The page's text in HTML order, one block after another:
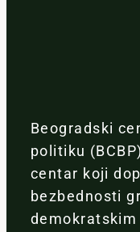
Beogradski
politiku
centar koji
bezbednosti